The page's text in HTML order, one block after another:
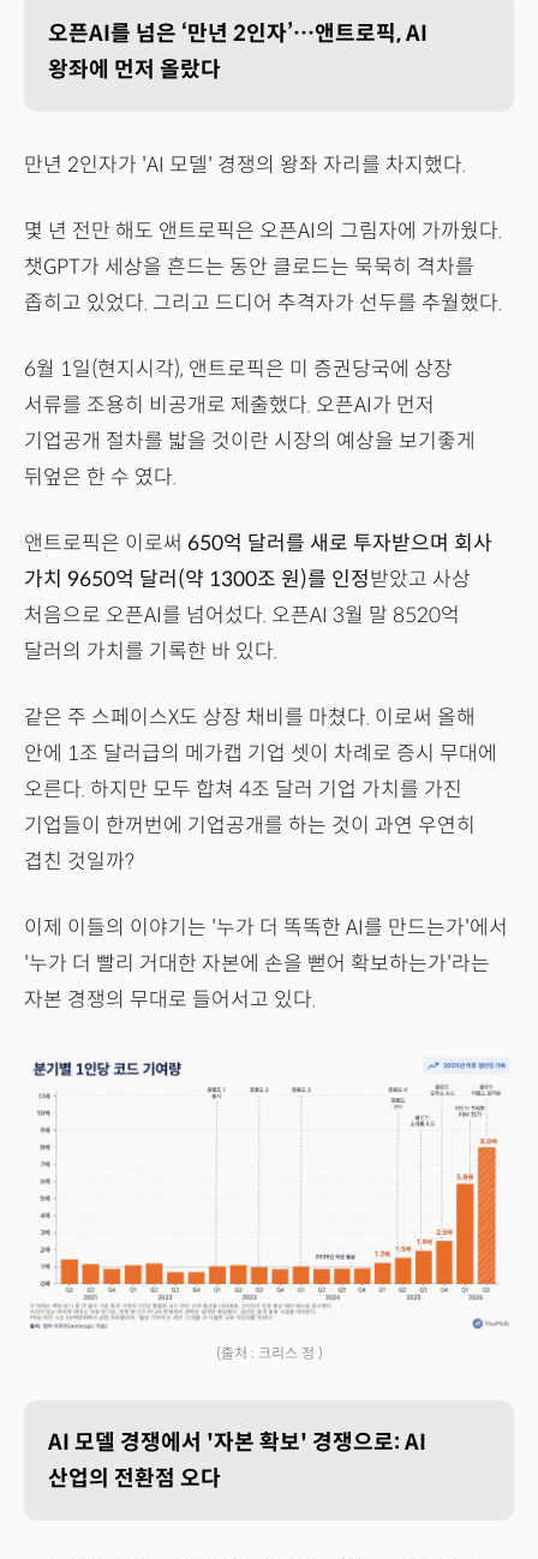
오픈AI를 넘은 ‘만년 2인자’…앤트로픽, AI
왕좌에 먼저 올랐다
만년 2인자가 'AI 모델' 경쟁의 왕좌 자리를 차지했다.
몇 년 전만 해도 앤트로픽은 오픈AI의 그림자에 가까웠다.
챗GPT가 세상을 흔드는 동안 클로드는 묵묵히 격차를
좁히고 있었다. 그리고 드디어 추격자가 선두를 추월했다.
6월 1일(현지시각), 앤트로픽은 미 증권당국에 상장
서류를 조용히 비공개로 제출했다. 오픈AI가 먼저
기업공개 절차를 밟을 것이란 시장의 예상을 보기좋게
뒤엎은 한 수 였다.
앤트로픽은 이로써 650억 달러를 새로 투자받으며 회사
가치 9650억 달러(약 1300조 원)를 인정받았고 사상
처음으로 오픈AI를 넘어섰다. 오픈AI 3월 말 8520억
달러의 가치를 기록한 바 있다.
같은 주 스페이스X도 상장 채비를 마쳤다. 이로써 올해
안에 1조 달러급의 메가캡 기업 셋이 차례로 증시 무대에
오른다. 하지만 모두 합쳐 4조 달러 기업 가치를 가진
기업들이 한꺼번에 기업공개를 하는 것이 과연 우연히
겹친 것일까?
이제 이들의 이야기는 '누가 더 똑똑한 AI를 만드는가'에서
'누가 더 빨리 거대한 자본에 손을 뻗어 확보하는가'라는
자본 경쟁의 무대로 들어서고 있다.
(출처 : 크리스 정 )
AI 모델 경쟁에서 '자본 확보' 경쟁으로: AI
산업의 전환점 오다